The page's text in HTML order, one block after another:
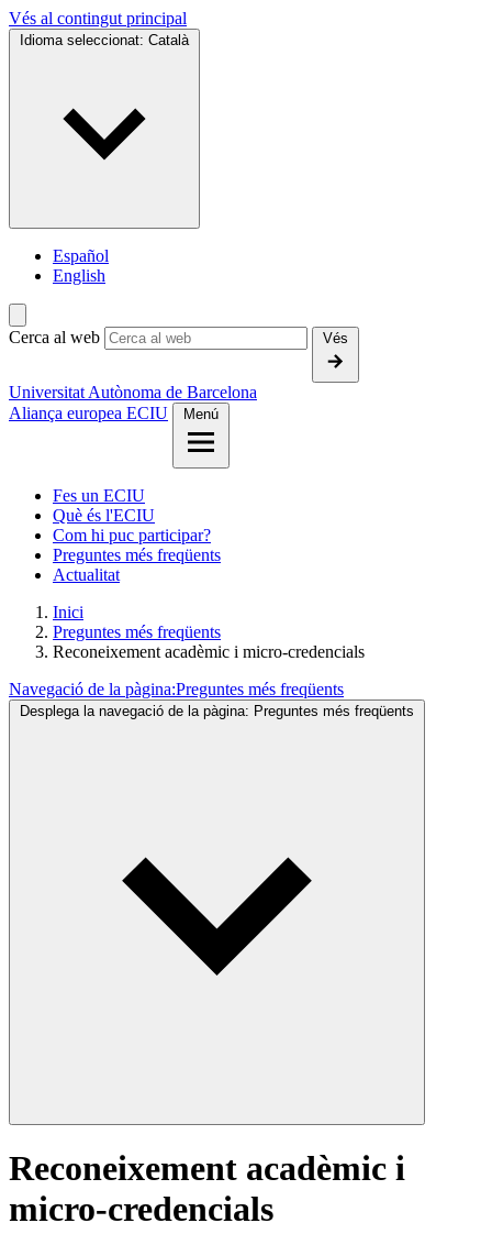
Vés al contingut principal
Idioma seleccionat: Català
Español
English
Cerca al web Vés
Universitat Autònoma de Barcelona
Aliança europea ECIU
Menú
Fes un ECIU
Què és l'ECIU
Com hi puc participar?
Preguntes més freqüents
Actualitat
Inici
Preguntes més freqüents
Reconeixement acadèmic i micro-credencials
Navegació de la pàgina:Preguntes més freqüents
Desplega la navegació de la pàgina: Preguntes més freqüents
Reconeixement acadèmic i
micro-credencials